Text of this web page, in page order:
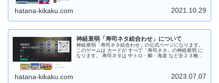
はない要素あり！ あなたを飽きさせません！ 通勤・通学
中にサクッと短時間で遊べますので 是非是非、お試しくだ
ンシア）」が降臨します！ 今後も改良を加えて「ロボ太-
思っています。 Android版の場合は「Google Play スト
ア」からダウンロードしてから遊ぶことができます。 Web
版の場合はダウンロードなしでＰＣのブラウザで遊ぶこと
ができます。 もちろんフリーソフトです。応援、よろしく
hatana-kikaku.com 2021.10.29
神経衰弱「寿司ネタ絵合わせ」について
神経衰弱「寿司ネタ絵合わせ」の公式ページになります。
このゲームは カードが すべて「寿司ネタ」の神経衰弱 に
なります。 寿司ネタは 中トロ・鯛・海老 など全２３種。
hatana-kikaku.com 2023.07.07